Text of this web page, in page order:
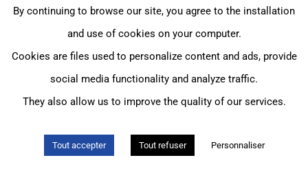
Assurance maladie internationale
By continuing to browse our site, you agree to the installation
and use of cookies on your computer.
Cookies are files used to personalize content and ads, provide
social media functionality and analyze traffic.
They also allow us to improve the quality of our services.
Tout accepter Tout refuser Personnaliser